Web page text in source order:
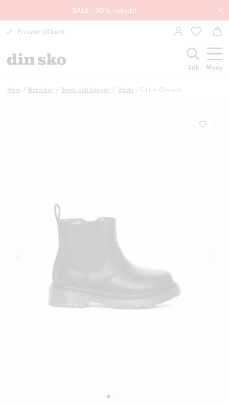
SALE - 30% rabatt! →
Fri retur till butik
Sök Meny
Hem Barnskor Boots och kängor Boots Cillian Chelsea